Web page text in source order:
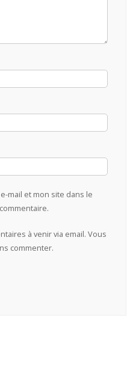
mail et mon site dans le
à venir via email. Vous
commenter.